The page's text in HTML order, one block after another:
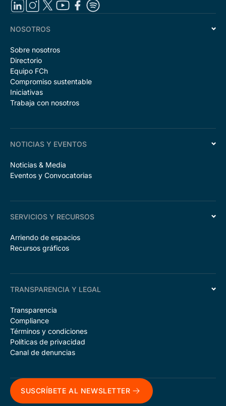
NOSOTROS
Sobre nosotros
Directorio
Equipo FCh
Compromiso sustentable
Iniciativas
Trabaja con nosotros
NOTICIAS Y EVENTOS
Noticias & Media
Eventos y Convocatorias
SERVICIOS Y RECURSOS
Arriendo de espacios
Recursos gráficos
TRANSPARENCIA Y LEGAL
Transparencia
Compliance
Términos y condiciones
Políticas de privacidad
Canal de denuncias
SUSCRÍBETE AL NEWSLETTER